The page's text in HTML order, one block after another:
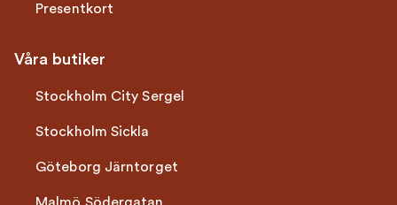
Presentkort
Våra butiker
Stockholm City Sergel
Stockholm Sickla
Göteborg Järntorget